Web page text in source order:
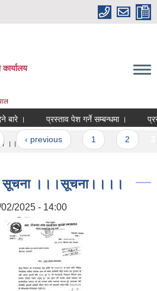
कार्यालय
बारे । प्रस्ताव पेश गर्ने सम्बन्धमा ।
‹ previous 1 2
।।।सूचना।।।।
।।।सूचना।।।।
2025 - 14:00